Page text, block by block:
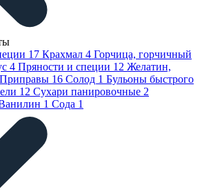
17 Крахмал 4 Горчица, горчичный
4 Пряности и специи 12 Желатин,
Приправы 16 Солод 1 Бульоны быстрого
12 Сухари панировочные 2
1 Сода 1